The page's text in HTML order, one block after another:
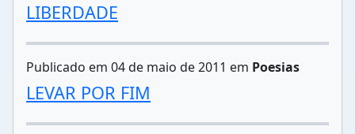
LIBERDADE
Publicado em 04 de maio de 2011 em Poesias
LEVAR POR FIM